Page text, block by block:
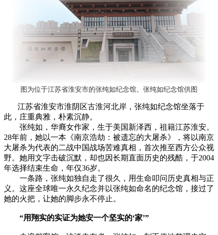
图为位于江苏省淮安市的张纯如纪念馆。张纯如纪念馆供图
江苏省淮安市淮阴区古淮河北岸，张纯如纪念馆坐落于
此，庄重典雅，朴素沉静。
张纯如，华裔女作家，生于美国新泽西，祖籍江苏淮安。
28年前，她以一本《南京浩劫：被遗忘的大屠杀》，将以南京
大屠杀为代表的二战中国战场苦难真相，首次推至西方公众视
野。她用文字击破沉默，却也因长期直面历史的残酷，于2004
年选择结束生命，年仅36岁。
一条路，张纯如独自走了很久，用生命叩问历史真相与正
义。这座全球唯一永久纪念并以张纯如命名的纪念馆，接过了
她的火把，让她的脚步永不停止。
“用翔实的实证为她安一个坚实的‘家’”